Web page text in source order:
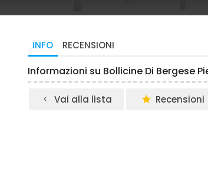
INFO RECENSIONI
Informazioni su Bollicine Di Bergese
Vai alla lista Recensioni